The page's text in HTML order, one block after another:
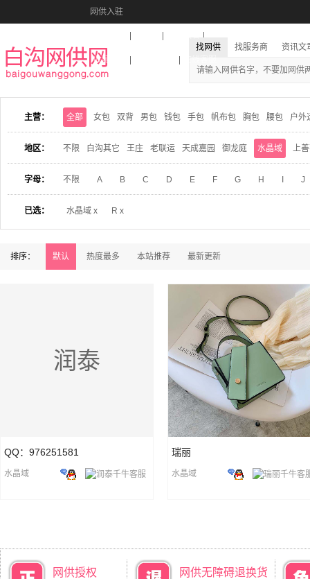
网供入驻
收藏本站
找网供 找服务商 资讯文
主营： 全部 女包 双背 男包 钱包 手包 帆布包 胸包 腰包 户外
地区： 不限 白沟其它 王庄 老联运 天成嘉园 御龙庭 水晶域 上
字母： 不限 A B C D E F G H J
已选： 水晶域 x R x
排序： 默认 热度最多 本站推荐 最新更新
润泰
QQ：976251581
水晶域
瑞丽
水晶域
网供授权 网供无障碍退换货